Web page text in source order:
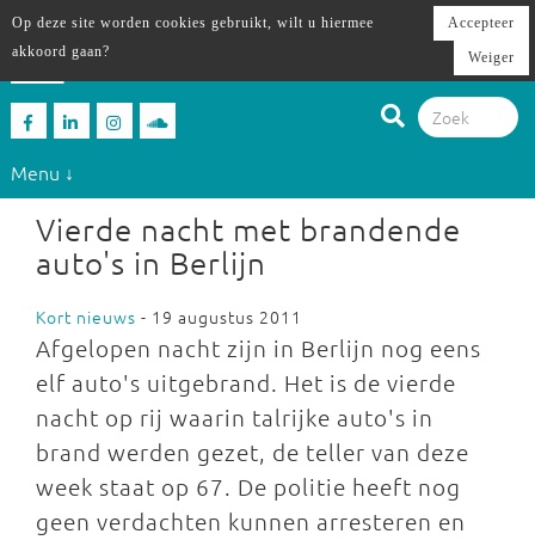
Menu ↓
Vierde nacht met brandende
auto's in Berlijn
Kort nieuws - 19 augustus 2011
Afgelopen nacht zijn in Berlijn nog eens
elf auto's uitgebrand. Het is de vierde
nacht op rij waarin talrijke auto's in
brand werden gezet, de teller van deze
week staat op 67. De politie heeft nog
geen verdachten kunnen arresteren en
Op deze site worden cookies gebruikt, wilt u hiermee
akkoord gaan?
Accepteer
Weiger